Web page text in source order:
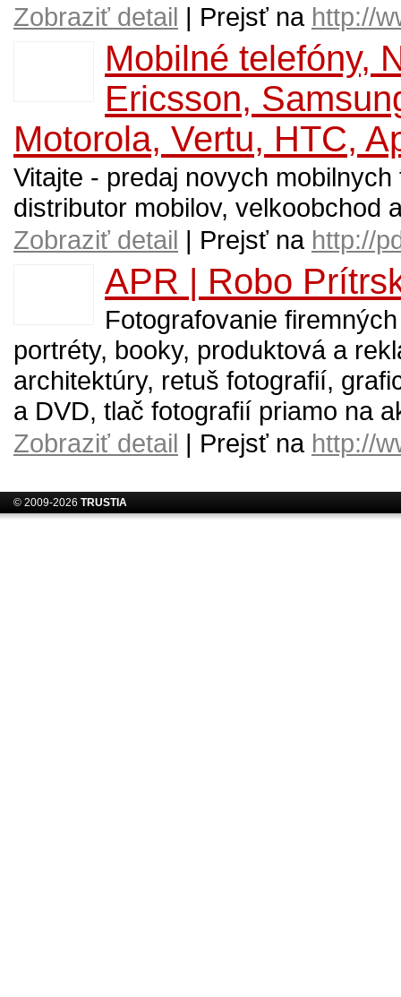
Zobraziť detail | Prejsť na http://
Mobilné telefóny,
Ericsson,
Motorola, Vertu, HTC,
Vitajte - predaj novych
distributor mobilov, velkoobchod
Zobraziť detail | Prejsť na http://
APR | Robo
Fotografovanie
portréty, booky, produktová a
architektúry, retuš fotografií,
a DVD, tlač fotografií priamo na
Zobraziť detail | Prejsť na http://
© 2009-2026 TRUSTIA